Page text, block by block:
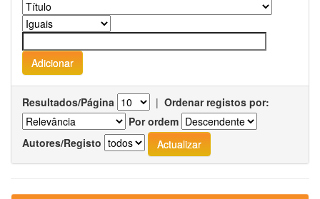
Resultados/Página | Ordenar registos por:
Por ordem
Autores/Registo